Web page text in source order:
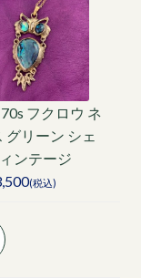
フクロウ ネ
グリーン シェ
ンテージ
(税込)